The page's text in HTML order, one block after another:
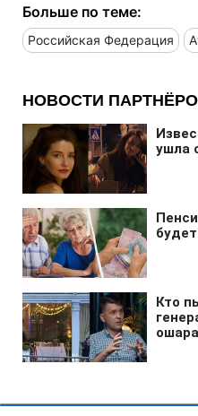
Больше по теме:
Российская Федерация